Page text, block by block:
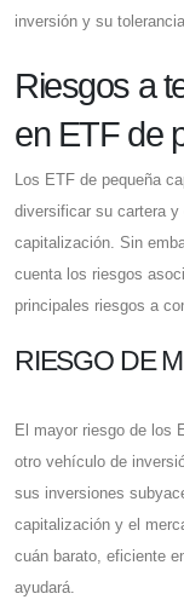
inversión y su
Riesgos a
en ETF de
Los ETF de pequeña
diversificar su cartera y
capitalización. Sin
cuenta los riesgos
principales riesgos a
RIESGO DE
El mayor riesgo de los
otro vehículo de
sus inversiones
capitalización y el
cuán barato, eficiente
ayudará.